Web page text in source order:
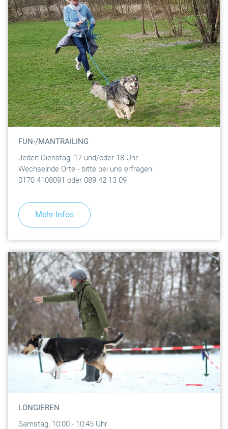
FUN-/MANTRAILING
Jeden Dienstag, 17 und/oder 18 Uhr
Wechselnde Orte - bitte bei uns erfragen:
0170 4108091 oder 089 42 13 09
Mehr Infos
LONGIEREN
Samstag, 10:00 - 10:45 Uhr